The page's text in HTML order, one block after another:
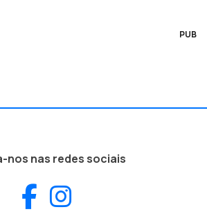
PUB
nos nas redes sociais
Facebook